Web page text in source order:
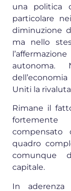
una politica
particolare
diminuzione
ma nello
autonoma.
Uniti la
Rimane il
fortemente
quadro
comunque
capitale.
In aderenza